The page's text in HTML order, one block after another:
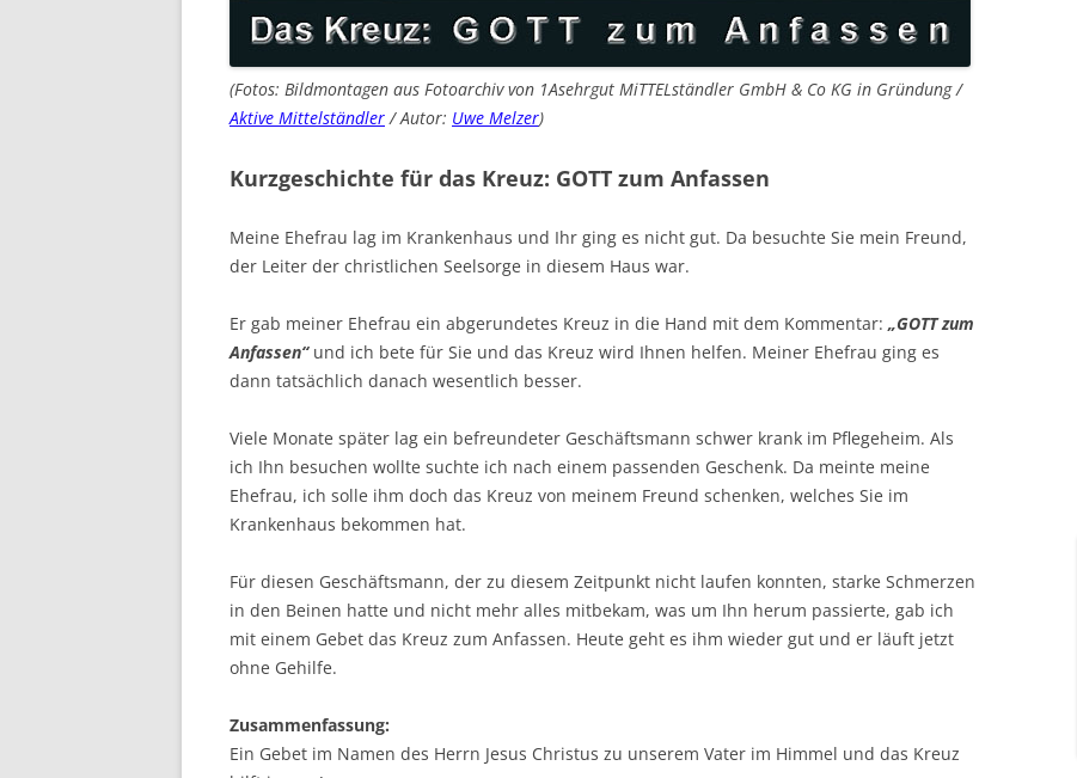
(Fotos: Bildmontagen aus Fotoarchiv von 1Asehrgut MiTTELständler GmbH & Co KG in Gründung /
Aktive Mittelständler/ Autor: Uwe Melzer)
Kurzgeschichte für das Kreuz: GOTT zum Anfassen
Meine Ehefrau lag im Krankenhaus und Ihr ging es nicht gut. Da besuchte Sie mein Freund,
der Leiter der christlichen Seelsorge in diesem Haus war.
Er gab meiner Ehefrau ein abgerundetes Kreuz in die Hand mit dem Kommentar: „GOTT zum
Anfassen“und ich bete für Sie und das Kreuz wird Ihnen helfen. Meiner Ehefrau ging es
dann tatsächlich danach wesentlich besser.
Viele Monate später lag ein befreundeter Geschäftsmann schwer krank im Pflegeheim. Als
ich Ihn besuchen wollte suchte ich nach einem passenden Geschenk. Da meinte meine
Ehefrau, ich solle ihm doch das Kreuz von meinem Freund schenken, welches Sie im
Krankenhaus bekommen hat.
Für diesen Geschäftsmann, der zu diesem Zeitpunkt nicht laufen konnten, starke Schmerzen
in den Beinen hatte und nicht mehr alles mitbekam, was um Ihn herum passierte, gab ich
mit einem Gebet das Kreuz zum Anfassen. Heute geht es ihm wieder gut und er läuft jetzt
ohne Gehilfe.
Zusammenfassung:
Ein Gebet im Namen des Herrn Jesus Christus zu unserem Vater im Himmel und das Kreuz